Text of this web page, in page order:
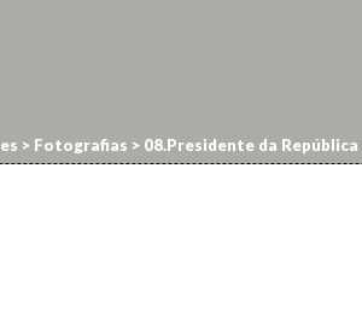
> Fotografias > 08.Presidente da República